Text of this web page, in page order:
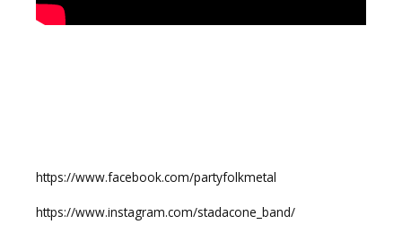
https://www.facebook.com/partyfolkmetal
https://www.instagram.com/stadacone_band/